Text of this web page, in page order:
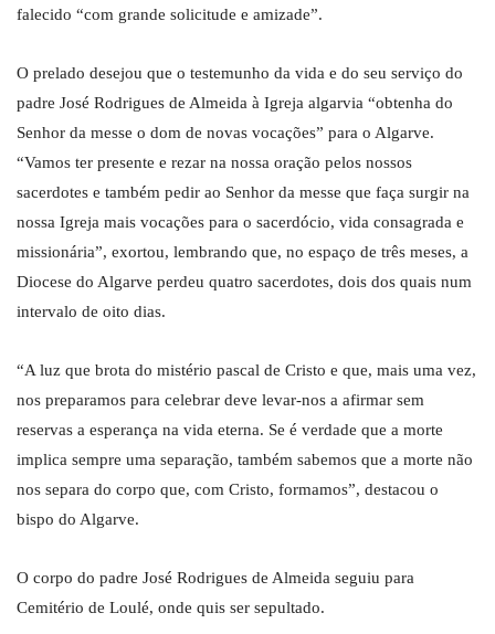
falecido “com grande solicitude e amizade”.
O prelado desejou que o testemunho da vida e do seu serviço do
padre José Rodrigues de Almeida à Igreja algarvia “obtenha do
Senhor da messe o dom de novas vocações” para o Algarve.
“Vamos ter presente e rezar na nossa oração pelos nossos
sacerdotes e também pedir ao Senhor da messe que faça surgir na
nossa Igreja mais vocações para o sacerdócio, vida consagrada e
missionária”, exortou, lembrando que, no espaço de três meses, a
Diocese do Algarve perdeu quatro sacerdotes, dois dos quais num
intervalo de oito dias.
“A luz que brota do mistério pascal de Cristo e que, mais uma vez,
nos preparamos para celebrar deve levar-nos a afirmar sem
reservas a esperança na vida eterna. Se é verdade que a morte
implica sempre uma separação, também sabemos que a morte não
nos separa do corpo que, com Cristo, formamos”, destacou o
bispo do Algarve.
O corpo do padre José Rodrigues de Almeida seguiu para
Cemitério de Loulé, onde quis ser sepultado.